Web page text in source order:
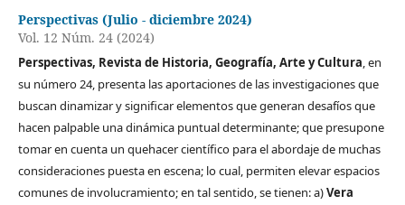
Perspectivas (Julio - diciembre 2024)
Vol. 12 Núm. 24 (2024)
Perspectivas, Revista de Historia, Geografía, Arte y Cultura, en
su número 24, presenta las aportaciones de las investigaciones que
buscan dinamizar y significar elementos que generan desafíos que
hacen palpable una dinámica puntual determinante; que presupone
tomar en cuenta un quehacer científico para el abordaje de muchas
consideraciones puesta en escena; lo cual, permiten elevar espacios
comunes de involucramiento; en tal sentido, se tienen: a)Vera